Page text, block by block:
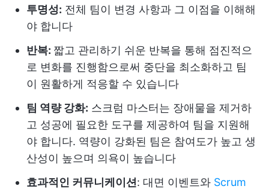
투명성: 전체 팀이 변경 사항과 그 이점을 이해해
야 합니다
반복: 짧고 관리하기 쉬운 반복을 통해 점진적으
로 변화를 진행함으로써 중단을 최소화하고 팀
이 원활하게 적응할 수 있습니다
팀 역량 강화: 스크럼 마스터는 장애물을 제거하
고 성공에 필요한 도구를 제공하여 팀을 지원해
야 합니다. 역량이 강화된 팀은 참여도가 높고 생
산성이 높으며 의욕이 높습니다
효과적인 커뮤니케이션 : 대면 이벤트와 Scrum